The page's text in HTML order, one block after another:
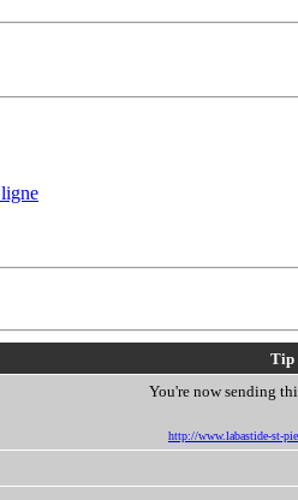
Tip
You're now sending
http://www.labastide-st-